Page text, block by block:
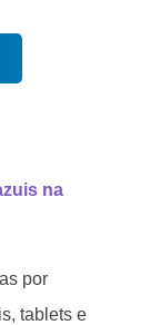
por
tablets e